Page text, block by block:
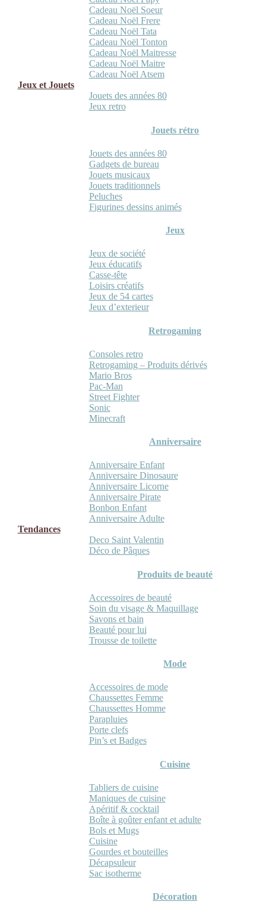
Cadeau Noël Soeur
Cadeau Noël Frere
Cadeau Noël Tata
Cadeau Noël Tonton
Cadeau Noël Maitresse
Cadeau Noël Maitre
Cadeau Noël Atsem
Jeux et Jouets
Jouets des années 80
Jeux retro
Jouets rétro
Jouets des années 80
Gadgets de bureau
Jouets musicaux
Jouets traditionnels
Peluches
Figurines dessins animés
Jeux
Jeux de société
Jeux éducatifs
Casse-tête
Loisirs créatifs
Jeux de 54 cartes
Jeux d’exterieur
Retrogaming
Consoles retro
Retrogaming – Produits dérivés
Mario Bros
Pac-Man
Street Fighter
Sonic
Minecraft
Anniversaire
Anniversaire Enfant
Anniversaire Dinosaure
Anniversaire Licorne
Anniversaire Pirate
Bonbon Enfant
Anniversaire Adulte
Tendances
Deco Saint Valentin
Déco de Pâques
Produits de beauté
Accessoires de beauté
Soin du visage & Maquillage
Savons et bain
Beauté pour lui
Trousse de toilette
Mode
Accessoires de mode
Chaussettes Femme
Chaussettes Homme
Parapluies
Porte clefs
Pin’s et Badges
Cuisine
Tabliers de cuisine
Maniques de cuisine
Apéritif & cocktail
Boîte à goûter enfant et adulte
Bols et Mugs
Cuisine
Gourdes et bouteilles
Décapsuleur
Sac isotherme
Décoration